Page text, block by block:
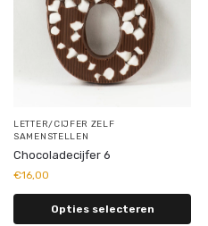
LETTER/CIJFER ZELF
SAMENSTELLEN
Chocoladecijfer 6
€16,00
Opties selecteren